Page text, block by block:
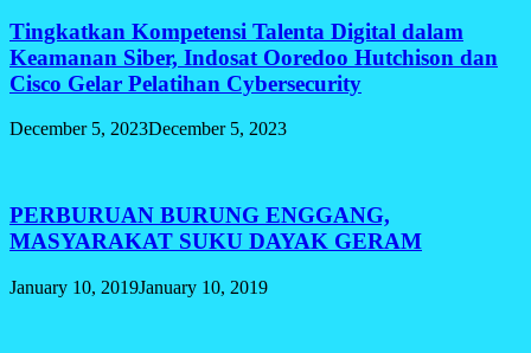
Tingkatkan Kompetensi Talenta Digital dalam
Keamanan Siber, Indosat Ooredoo Hutchison dan
Cisco Gelar Pelatihan Cybersecurity
December 5, 2023December 5, 2023
PERBURUAN BURUNG ENGGANG,
MASYARAKAT SUKU DAYAK GERAM
January 10, 2019January 10, 2019